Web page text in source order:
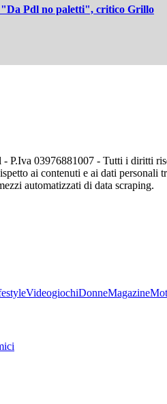
Pdl no paletti", critico Grillo
P.Iva 03976881007 - Tutti i diritti
ai contenuti e ai dati personali
automatizzati di data scraping.
VideogiochiDonneMagazine